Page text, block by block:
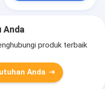
Anda
produk terbaik
Anda